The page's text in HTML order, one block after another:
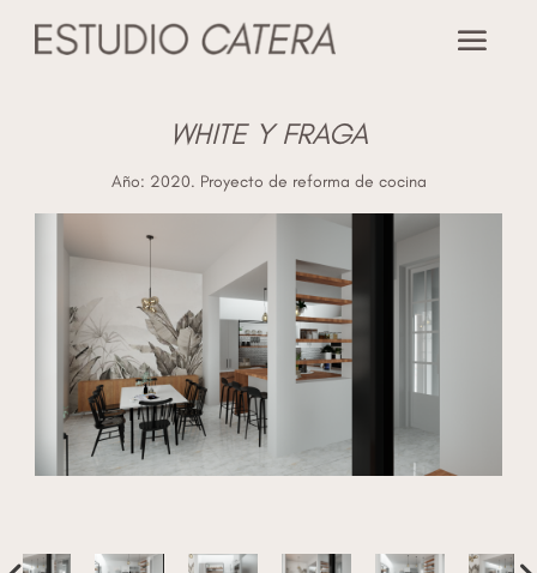
WHITE Y FRAGA
Año: 2020. Proyecto de reforma de cocina